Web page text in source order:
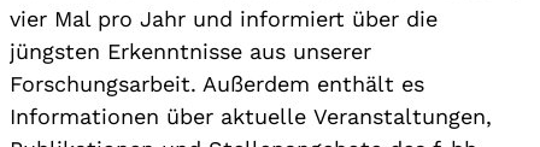
vier Mal pro Jahr und informiert über die
jüngsten Erkenntnisse aus unserer
Forschungsarbeit. Außerdem enthält es
Informationen über aktuelle Veranstaltungen,